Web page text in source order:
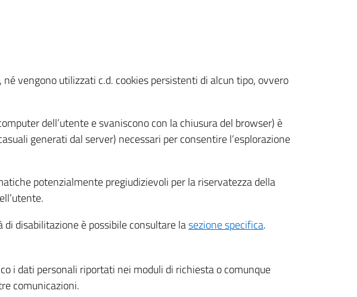
vengono utilizzati c.d. cookies persistenti di alcun tipo, ovvero
dell’utente e svaniscono con la chiusura del browser) è
generati dal server) necessari per consentire l’esplorazione
potenzialmente pregiudizievoli per la riservatezza della
disabilitazione è possibile consultare lasezione specifica.
i dati personali riportati nei moduli di richiesta o comunque
comunicazioni.